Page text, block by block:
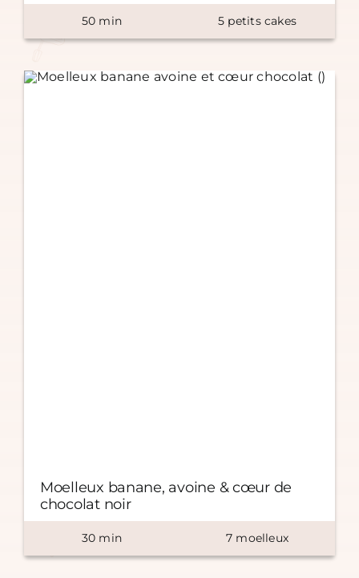
50 min 5 petits cakes
Moelleux banane, avoine & cœur de
chocolat noir
30 min 7 moelleux